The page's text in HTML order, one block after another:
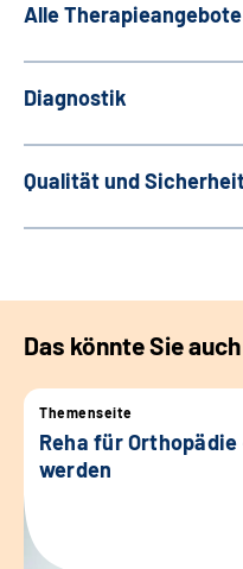
Alle
Diagnostik
Qualität und
Das könnte Sie
Themenseite
Reha für
werden